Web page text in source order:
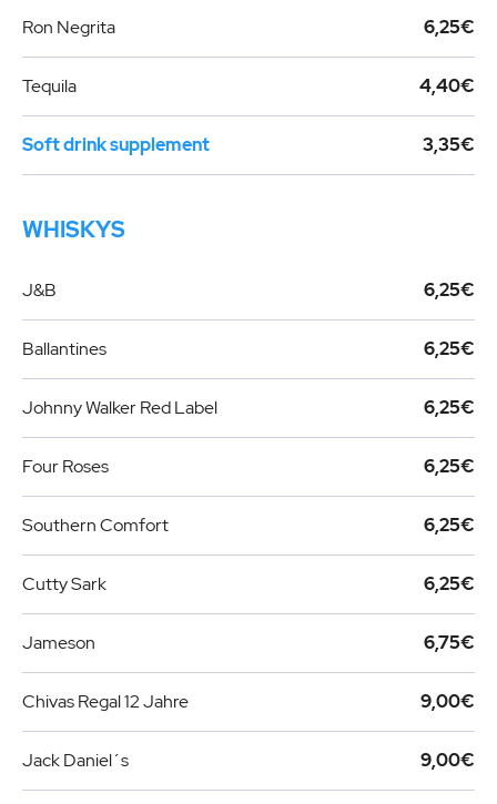
Ron Negrita 6,25€
Tequila 4,40€
Soft drink supplement 3,35€
WHISKYS
J&B 6,25€
Ballantines 6,25€
Johnny Walker Red Label 6,25€
Four Roses 6,25€
Southern Comfort 6,25€
Cutty Sark 6,25€
Jameson 6,75€
Chivas Regal 12 Jahre 9,00€
Jack Daniel´s 9,00€